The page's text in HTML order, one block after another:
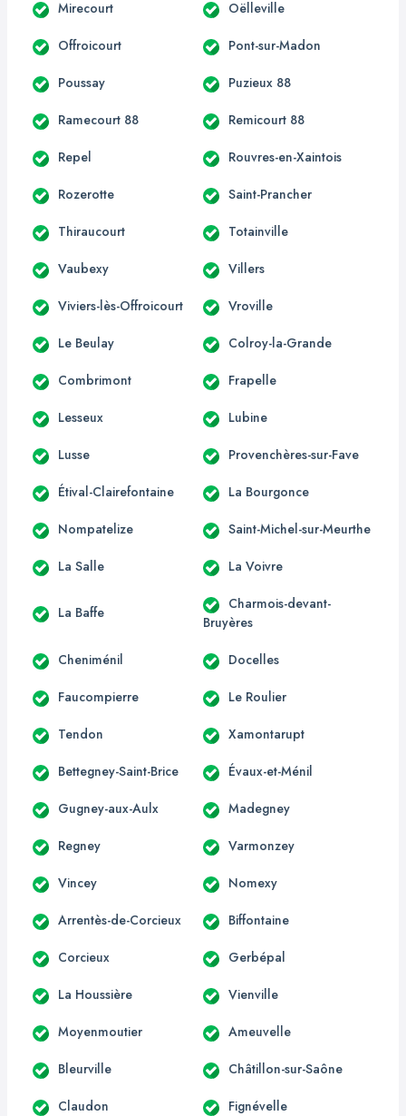
Mirecourt Oëlleville
Offroicourt Pont-sur-Madon
Poussay Puzieux 88
Ramecourt 88 Remicourt 88
Repel Rouvres-en-Xaintois
Rozerotte Saint-Prancher
Thiraucourt Totainville
Vaubexy Villers
Viviers-lès-Offroicourt Vroville
Le Beulay Colroy-la-Grande
Combrimont Frapelle
Lesseux Lubine
Lusse Provenchères-sur-Fave
Étival-Clairefontaine La Bourgonce
Nompatelize Saint-Michel-sur-Meurthe
La Salle La Voivre
La Baffe
Charmois-devant-
Bruyères
Cheniménil Docelles
Faucompierre Le Roulier
Tendon Xamontarupt
Bettegney-Saint-Brice Évaux-et-Ménil
Gugney-aux-Aulx Madegney
Regney Varmonzey
Vincey Nomexy
Arrentès-de-Corcieux Biffontaine
Corcieux Gerbépal
La Houssière Vienville
Moyenmoutier Ameuvelle
Bleurville Châtillon-sur-Saône
Claudon Fignévelle